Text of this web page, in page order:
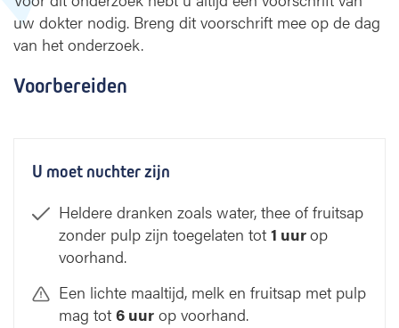
E
E
)
uw dokter nodig. Breng dit voorschrift mee op de dag
van het onderzoek.
Voorbereiden
U moet nuchter zijn
Heldere dranken zoals water, thee of fruitsap
zonder pulp zijn toegelaten tot 1 uurop
voorhand.
Een lichte maaltijd, melk en fruitsap met pulp
mag tot 6 uur op voorhand.